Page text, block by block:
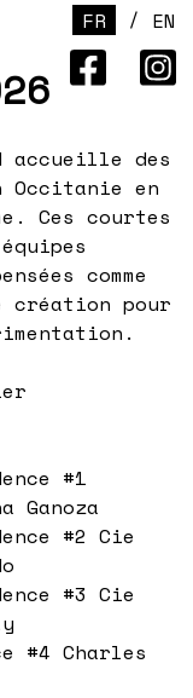
FR / EN
accueille des
en
Ces courtes
comme
création pour
#1
Ganoza
#2 Cie
#3 Cie
#4 Charles